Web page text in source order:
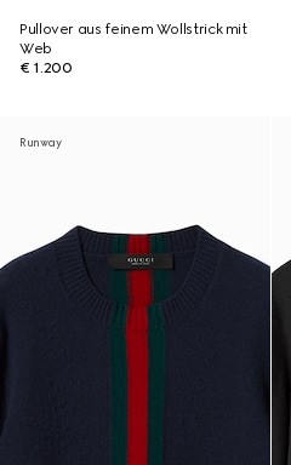
Pullover aus feinem Wollstrick mit
Web
€ 1.200
Runway